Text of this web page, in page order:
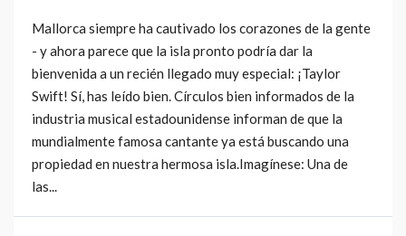
Mallorca siempre ha cautivado los corazones de la gente
- y ahora parece que la isla pronto podría dar la
bienvenida a un recién llegado muy especial: ¡Taylor
Swift! Sí, has leído bien. Círculos bien informados de la
industria musical estadounidense informan de que la
mundialmente famosa cantante ya está buscando una
propiedad en nuestra hermosa isla.Imagínese: Una de
las...